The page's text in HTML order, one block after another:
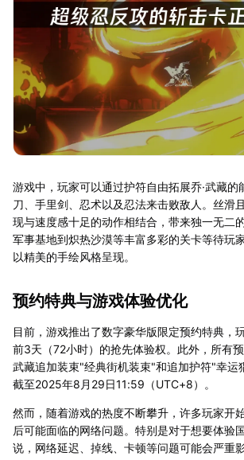
游戏中，玩家可以通过护符自由拓展乔·武藏的
刀、手里剑、忍术以及忍法来击败敌人。丝滑
现与速度感十足的动作相结合，带来独一无二
军事基地到炽热沙漠等丰富多彩的关卡等待玩
以精美的手绘风格呈现。
预约特典与游戏体验优化
目前，游戏推出了数字豪华版限定预约特典，
前3天（72小时）的抢先体验权。此外，所有
武藏追加装束"经典街机装束"和追加护符"幸运
截至2025年8月29日11:59（UTC+8）。
然而，随着游戏的热度不断攀升，许多玩家开
后可能面临的网络问题。特别是对于想要体验
说，网络延迟、掉线、卡顿等问题可能会严重